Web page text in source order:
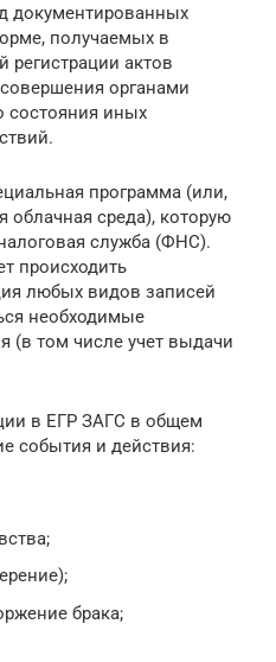
документированных
получаемых в
регистрации актов
органами
состояния иных
программа (или,
облачная среда), которую
служба (ФНС).
происходить
любых видов записей
необходимые
(в том числе учет выдачи
в ЕГР ЗАГС в общем
события и действия:
брака;